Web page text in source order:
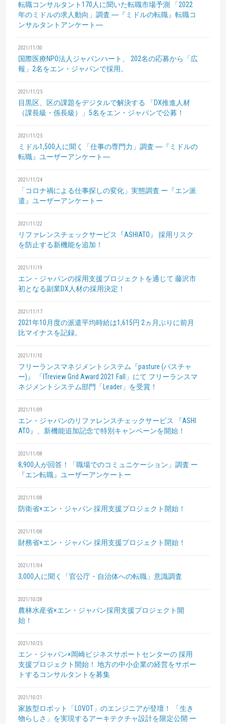
転職コンサルタント170人に聞いた転職市場予測
「2022
年のミドルの求人動向」調査 ―『ミドルの転職』転職コ
ンサルタントアンケート―
2021/11/30
国際医療NPO法人ジャパンハート、
202名の応募から「広
報」2名をエン・ジャパンで採用。
2021/11/25
目黒区、区の課題をデジタルで解決する
「DX推進人材
（課長級・係長級）」5名をエン・ジャパンで公募！
2021/11/25
ミドル1,500人に聞く「仕事の専門力」調査 ―『ミドルの
転職』ユーザーアンケート―
2021/11/24
「コロナ禍による仕事探しの変化」実態調査 ー『エン派
遣』ユーザーアンケートー
2021/11/22
リファレンスチェックサービス『ASHIATO』
採用リスク
を防止する新機能を追加！
2021/11/19
エン・ジャパンの採用支援プロジェクトを通じて 藤沢市
初となる副業DX人材の採用決定！
2021/11/17
2021年10月度の派遣平均時給は1,615円 2ヵ月ぶりに前月
比マイナスを記録。
2021/11/10
フリーランスマネジメントシステム『pasture (パスチャ
ー)』
「ITreview Grid Award 2021 Fall」にて フリーランスマ
ネジメントシステム部門「Leader」を受賞！
2021/11/09
エン・ジャパンのリファレンスチェックサービス
『ASHI
ATO』、新機能追加記念で特別キャンペーンを開始！
2021/11/08
8,900人が回答！「職場でのコミュニケーション」調査 ー
『エン転職』ユーザーアンケートー
2021/11/08
防衛省×エン・ジャパン 採用支援プロジェクト開始！
2021/11/08
財務省×エン・ジャパン 採用支援プロジェクト開始！
2021/11/04
3,000人に聞く「官公庁・自治体への転職」意識調査
2021/10/28
農林水産省×エン・ジャパン採用支援プロジェクト開
始！
2021/10/25
エン・ジャパン×岡崎ビジネスサポートセンターの採用
支援プロジェクト開始！ 地方の中小企業の経営をサポー
トするコンサルタントを募集
2021/10/21
家族型ロボット「LOVOT」のエンジニアが登壇！
「生き
物らしさ」を実現するアーキテクチャ設計を限定公開 ー